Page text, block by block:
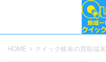
HOME > クイック岐阜の買取端末